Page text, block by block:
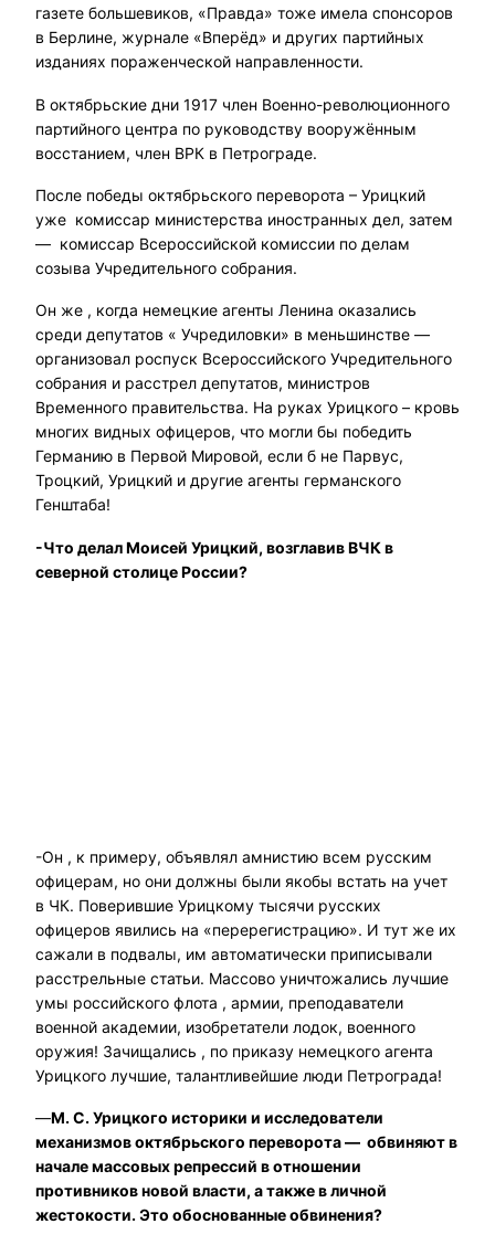
газете большевиков, «Правда» тоже имела спонсоров
в Берлине, журнале «Вперёд» и других партийных
изданиях пораженческой направленности.
В октябрьские дни 1917 член Военно-революционного
партийного центра по руководству вооружённым
восстанием, член ВРК в Петрограде.
После победы октябрьского переворота – Урицкий
уже комиссар министерства иностранных дел, затем
— комиссар Всероссийской комиссии по делам
созыва Учредительного собрания.
Он же , когда немецкие агенты Ленина оказались
среди депутатов « Учредиловки» в меньшинстве —
организовал роспуск Всероссийского Учредительного
собрания и расстрел депутатов, министров
Временного правительства. На руках Урицкого – кровь
многих видных офицеров, что могли бы победить
Германию в Первой Мировой, если б не Парвус,
Троцкий, Урицкий и другие агенты германского
Генштаба!
-Что делал Моисей Урицкий, возглавив ВЧК в
северной столице России?
-Он , к примеру, объявлял амнистию всем русским
офицерам, но они должны были якобы встать на учет
в ЧК. Поверившие Урицкому тысячи русских
офицеров явились на «перерегистрацию». И тут же их
сажали в подвалы, им автоматически приписывали
расстрельные статьи. Массово уничтожались лучшие
умы российского флота , армии, преподаватели
военной академии, изобретатели лодок, военного
оружия! Зачищались , по приказу немецкого агента
Урицкого лучшие, талантливейшие люди Петрограда!
—М. С. Урицкого историки и исследователи
механизмов октябрьского переворота — обвиняют в
начале массовых репрессий в отношении
противников новой власти, а также в личной
жестокости. Это обоснованные обвинения?